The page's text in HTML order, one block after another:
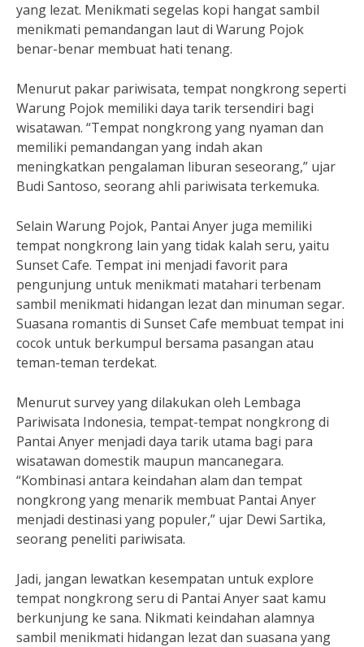
yang lezat. Menikmati segelas kopi hangat sambil
menikmati pemandangan laut di Warung Pojok
benar-benar membuat hati tenang.
Menurut pakar pariwisata, tempat nongkrong seperti
Warung Pojok memiliki daya tarik tersendiri bagi
wisatawan. “Tempat nongkrong yang nyaman dan
memiliki pemandangan yang indah akan
meningkatkan pengalaman liburan seseorang,” ujar
Budi Santoso, seorang ahli pariwisata terkemuka.
Selain Warung Pojok, Pantai Anyer juga memiliki
tempat nongkrong lain yang tidak kalah seru, yaitu
Sunset Cafe. Tempat ini menjadi favorit para
pengunjung untuk menikmati matahari terbenam
sambil menikmati hidangan lezat dan minuman segar.
Suasana romantis di Sunset Cafe membuat tempat ini
cocok untuk berkumpul bersama pasangan atau
teman-teman terdekat.
Menurut survey yang dilakukan oleh Lembaga
Pariwisata Indonesia, tempat-tempat nongkrong di
Pantai Anyer menjadi daya tarik utama bagi para
wisatawan domestik maupun mancanegara.
“Kombinasi antara keindahan alam dan tempat
nongkrong yang menarik membuat Pantai Anyer
menjadi destinasi yang populer,” ujar Dewi Sartika,
seorang peneliti pariwisata.
Jadi, jangan lewatkan kesempatan untuk explore
tempat nongkrong seru di Pantai Anyer saat kamu
berkunjung ke sana. Nikmati keindahan alamnya
sambil menikmati hidangan lezat dan suasana yang